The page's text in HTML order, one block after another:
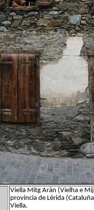
Viella Mitg Arán (Vielha e
provincia de Lérida
Viella.